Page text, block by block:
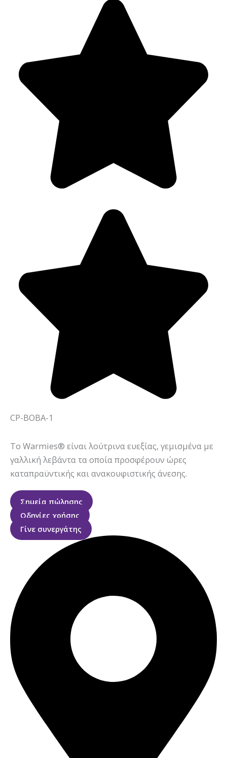
CP-BOBA-1
Το Warmies® είναι λούτρινα ευεξίας, γεμισμένα με
γαλλική λεβάντα τα οποία προσφέρουν ώρες
καταπραϋντικής και ανακουφιστικής άνεσης.
Σημεία πώλησης
Οδηγίες χρήσης
Γίνε συνεργάτης